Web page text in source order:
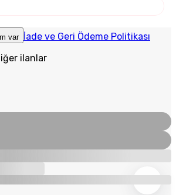
var İade ve Geri Ödeme Politikası
ilanlar